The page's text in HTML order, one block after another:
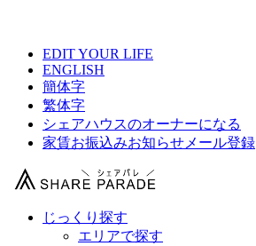
EDIT YOUR LIFE
ENGLISH
簡体字
繁体字
シェアハウスのオーナーになる
家賃お振込みお知らせメール登録
じっくり探す
エリアで探す